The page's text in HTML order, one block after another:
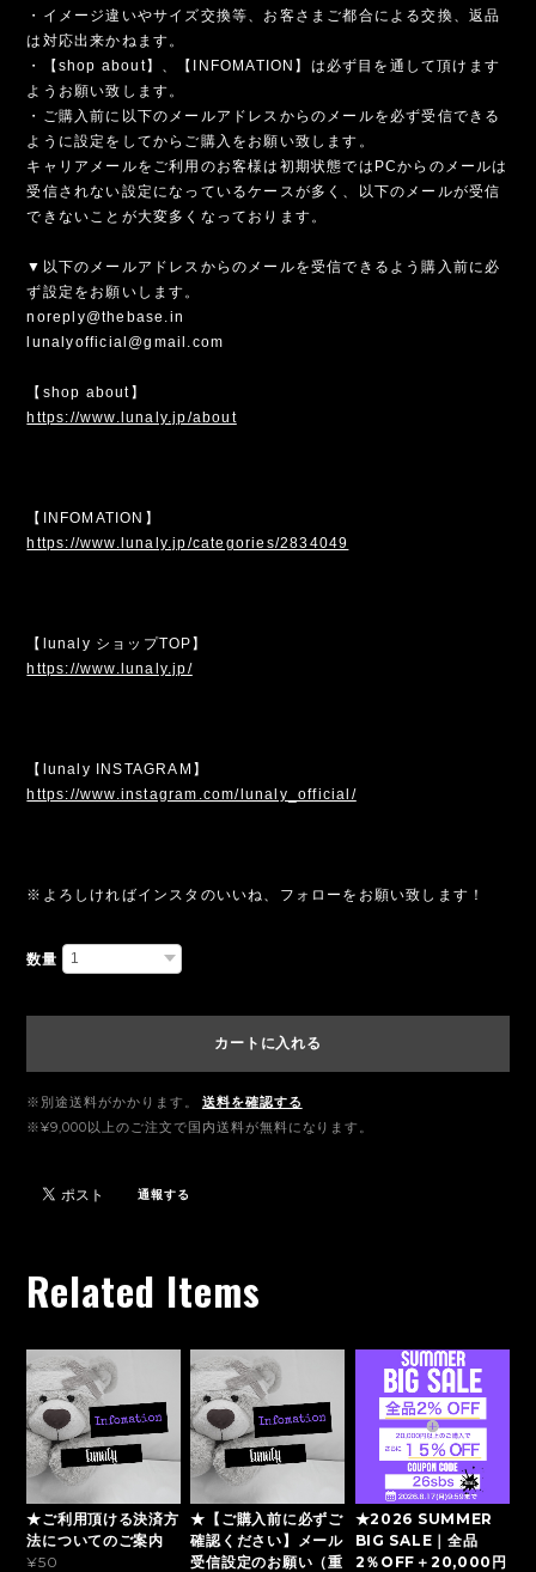
・イメージ違いやサイズ交換等、お客さまご都合による交換、返品
は対応出来かねます。
・【shop about】、【INFOMATION】は必ず目を通して頂けます
ようお願い致します。
・ご購入前に以下のメールアドレスからのメールを必ず受信できる
ように設定をしてからご購入をお願い致します。
キャリアメールをご利用のお客様は初期状態ではPCからのメールは
受信されない設定になっているケースが多く、以下のメールが受信
できないことが大変多くなっております。
▼以下のメールアドレスからのメールを受信できるよう購入前に必
ず設定をお願いします。
noreply@thebase.in
lunalyofficial@gmail.com
【shop about】
https://www.lunaly.jp/about
【INFOMATION】
https://www.lunaly.jp/categories/2834049
【lunaly ショップTOP】
https://www.lunaly.jp/
【lunaly INSTAGRAM】
https://www.instagram.com/lunaly_official/
※よろしければインスタのいいね、フォローをお願い致します！
数量
カートに入れる
※別途送料がかかります。
送料を確認する
※¥9,000以上のご注文で国内送料が無料になります。
通報する
Related Items
★ご利用頂ける決済方
法についてのご案内
¥50
★【ご購入前に必ずご
確認ください】メール
受信設定のお願い（重
★2026 SUMMER
BIG SALE｜全品
2％OFF＋20,000円